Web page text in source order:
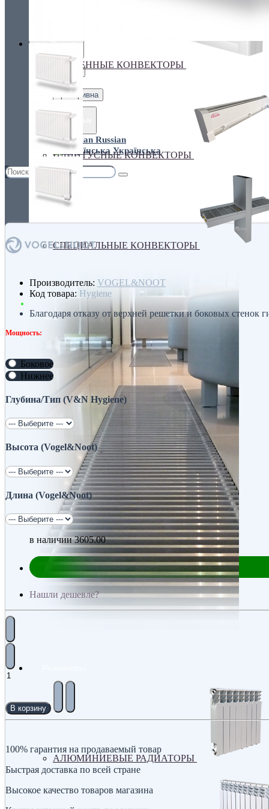
грн. Гривна
Russian
Українська
НАСТЕННЫЕ КОНВЕКТОРЫ
ПЛИНТУСНЫЕ КОНВЕКТОРЫ
СПЕЦИАЛЬНЫЕ КОНВЕКТОРЫ
АЛЮМИНИЕВЫЕ РАДИАТОРЫ
Производитель: VOGEL&NOOT
Код товара: Hygiene
Благодаря отказу от верхней решетки и боковых стенок
Мощность:
Боковое
Нижнее
Глубина/Тип (V&N Hygiene)
Высота (Vogel&Noot)
Длина (Vogel&Noot)
в наличии3605.00
Нашли дешевле?
В корзину
100% гарантия на продаваемый товар
Быстрая доставка по всей стране
Высокое качество товаров магазина